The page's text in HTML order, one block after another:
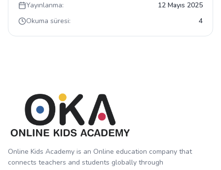
Yayınlanma:
12 Mayıs 2025
Okuma süresi:
4
Online Kids Academy is an Online education company that
connects teachers and students globally through